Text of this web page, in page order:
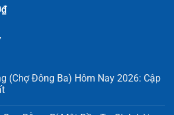
₫
(Chợ Đông Ba) Hôm Nay 2026: Cập